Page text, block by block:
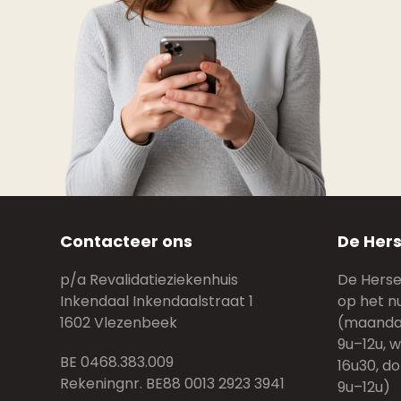
Contacteer ons
p/a Revalidatieziekenhuis
Inkendaal Inkendaalstraat 1
1602 Vlezenbeek
BE 0468.383.009
Rekeningnr. BE88 0013 2923 3941
De
De
op het
9u–12u,
16u30,
9u–12u)